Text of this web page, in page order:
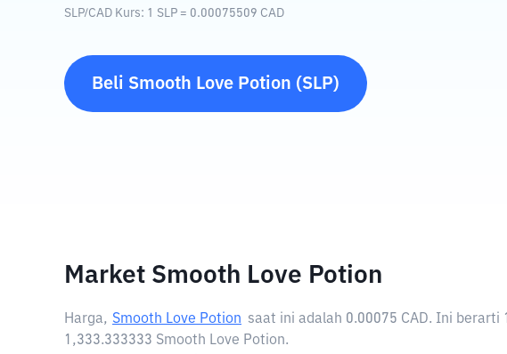
SLP/CAD Kurs: 1 SLP = 0.00075509 CAD
Beli Smooth Love Potion (SLP)
Market Smooth Love Potion
Harga, Smooth Love Potion saat ini adalah 0.00075 CAD. Ini berarti
1,333.333333 Smooth Love Potion.